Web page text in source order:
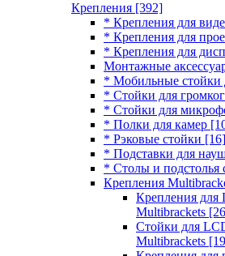
Крепления [392]
* Крепления для
* Крепления для
* Крепления для
Монтажные
* Мобильные стойки
* Стойки для
* Стойки для
* Полки для камер
* Рэковые стойки [16]
* Подставки для
* Столы и подстолья
Крепления
Крепления для
Multibrackets
Стойки для
Multibrackets